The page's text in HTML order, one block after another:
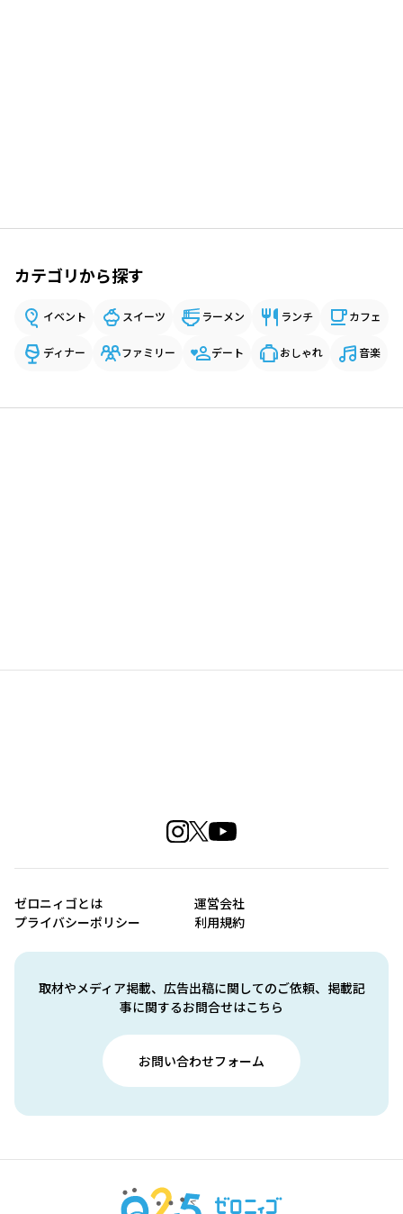
カテゴリから探す
イベント スイーツ ラーメン ランチ カフェ
ディナー ファミリー デート おしゃれ 音楽
取材やメディア掲載、広告出稿に関してのご依頼、掲載記
事に関するお問合せはこちら
お問い合わせフォーム
ゼロニィゴとは
運営会社
プライバシーポリシー
利用規約